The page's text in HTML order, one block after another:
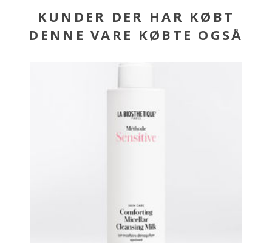
KUNDER DER HAR KØBT
DENNE VARE KØBTE OGSÅ